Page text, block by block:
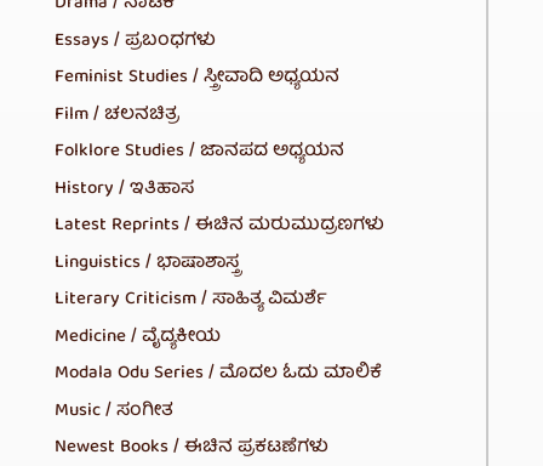
Essays / ಪ್ರಬಂಧಗಳು
Feminist Studies / ಸ್ತ್ರೀವಾದಿ ಅಧ್ಯಯನ
Film / ಚಲನಚಿತ್ರ
Folklore Studies / ಜಾನಪದ ಅಧ್ಯಯನ
History / ಇತಿಹಾಸ
Latest Reprints / ಈಚಿನ ಮರುಮುದ್ರಣಗಳು
Linguistics / ಭಾಷಾಶಾಸ್ತ್ರ
Literary Criticism / ಸಾಹಿತ್ಯ ವಿಮರ್ಶೆ
Medicine / ವೈದ್ಯಕೀಯ
Modala Odu Series / ಮೊದಲ ಓದು ಮಾಲಿಕೆ
Music / ಸಂಗೀತ
Newest Books / ಈಚಿನ ಪ್ರಕಟಣೆಗಳು